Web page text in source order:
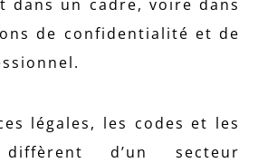
dans un cadre, voire dans
de confidentialité et de
légales, les codes et les
d’un secteur